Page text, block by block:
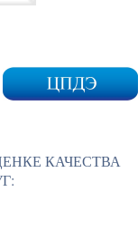
КАЧЕСТВА